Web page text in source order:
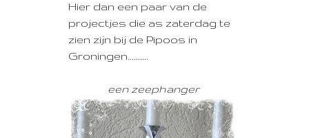
Hier dan een paar van de
projectjes die as zaterdag te
zien zijn bij de Pipoos in
Groningen..........
een zeephanger